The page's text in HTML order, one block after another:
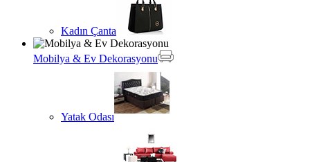
Kadın Çanta
Mobilya & Ev Dekorasyonu
Yatak Odası